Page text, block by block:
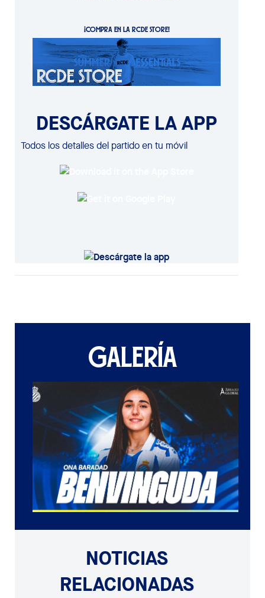
¡COMPRA EN LA RCDE STORE!
DESCÁRGATE LA APP
Todos los detalles del partido en tu móvil
GALERÍA
NOTICIAS
RELACIONADAS